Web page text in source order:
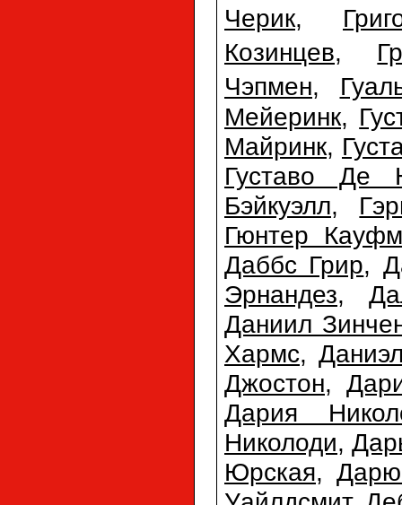
Черик,
Козинцев,
Чэпмен,
Мейеринк,
Майринк,
Густаво Де
Бэйкуэлл,
Гюнтер
Даббс Грир,
Эрнандез,
Даниил
Хармс,
Джостон,
Дария
Николоди,
Юрская,